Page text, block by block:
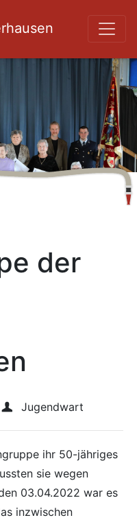
der
in den Kategorien
Veröffentlicht von
Jugendwart
ihr 50-jähriges
sie wegen
03.04.2022 war es
inzwischen